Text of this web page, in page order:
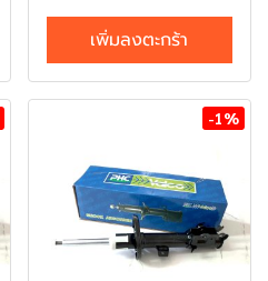
เพิ่มลงตะกร้า
-1%